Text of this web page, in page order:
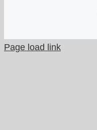
Page load link